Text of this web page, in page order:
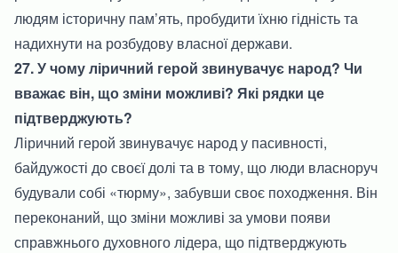
людям історичну пам’ять, пробудити їхню гідність та
надихнути на розбудову власної держави.
27. У чому ліричний герой звинувачує народ? Чи
вважає він, що зміни можливі? Які рядки це
підтверджують?
Ліричний герой звинувачує народ у пасивності,
байдужості до своєї долі та в тому, що люди власноруч
будували собі «тюрму», забувши своє походження. Він
переконаний, що зміни можливі за умови появи
справжнього духовного лідера, що підтверджують